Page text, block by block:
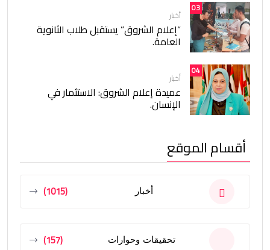
03
أخبار
“إعلام الشروق” يستقبل طلاب الثانوية
العامة.
04
أخبار
عميدة إعلام الشروق: الاستثمار في
الإنسان.
أقسام الموقع
أخبار (1015)
تحقيقات وحوارات (157)